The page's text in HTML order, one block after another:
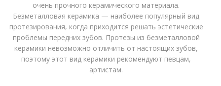
очень прочного керамического материала.
Безметалловая керамика — наиболее популярный вид
протезирования, когда приходится решать эстетические
проблемы передних зубов. Протезы из безметалловой
керамики невозможно отличить от настоящих зубов,
поэтому этот вид керамики рекомендуют певцам,
артистам.